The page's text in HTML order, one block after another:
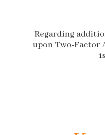
Regarding
upon Two-Factor